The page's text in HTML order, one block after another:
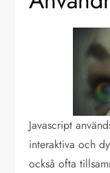
Javascript
interaktiva och
också ofta